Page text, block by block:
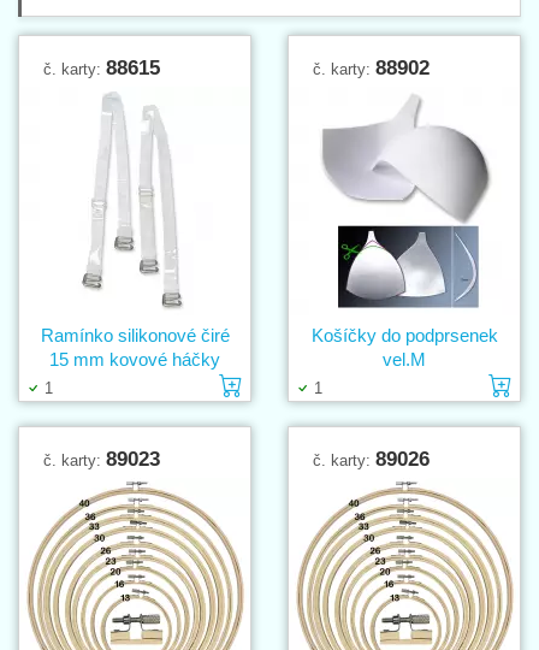
č. karty: 88615
1 Vložit do košíku
Ramínko silikonové čiré
15 mm kovové háčky
č. karty: 88902
1
Košíčky do podprsenek
vel.M
č. karty: 89023 č. karty: 89026